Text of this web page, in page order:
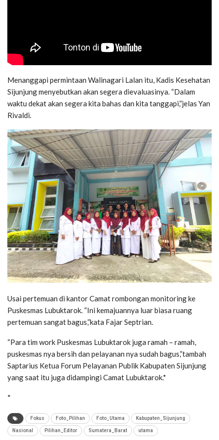
Menanggapi permintaan Walinagari Lalan itu, Kadis Kesehatan
Sijunjung menyebutkan akan segera dievaluasinya. “Dalam
waktu dekat akan segera kita bahas dan kita tanggapi,”jelas Yan
Rivaldi.
Usai pertemuan di kantor Camat rombongan monitoring ke
Puskesmas Lubuktarok. “Ini kemajuannya luar biasa ruang
pertemuan sangat bagus,”kata Fajar Septrian.
“Para tim work Puskesmas Lubuktarok juga ramah – ramah,
puskesmas nya bersih dan pelayanan nya sudah bagus,”tambah
Saptarius Ketua Forum Pelayanan Publik Kabupaten Sijunjung
yang saat itu juga didampingi Camat Lubuktarok.*
*
Fokus Foto_Pilihan Foto_Utama Kabupaten_Sijunjung
Nasional Pilihan_Editor Sumatera_Barat utama